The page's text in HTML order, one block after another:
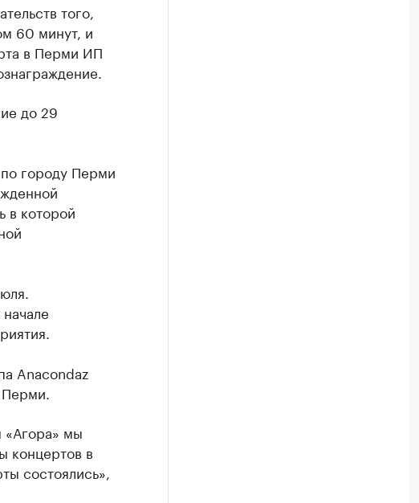
того,
60 минут, и
в Перми ИП
до 29
городу Перми
в которой
Anacondaz
«Агора» мы
концертов в
состоялись»,